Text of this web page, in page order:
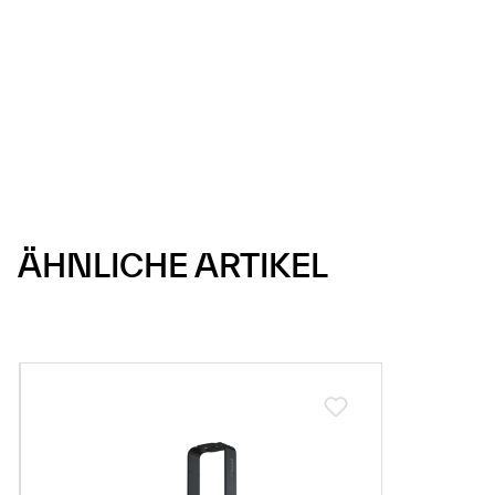
ÄHNLICHE ARTIKEL